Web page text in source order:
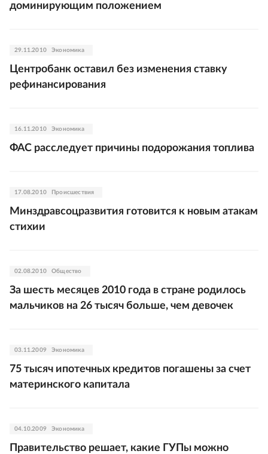
доминирующим положением
29.11.2010 Экономика
Центробанк оставил без изменения ставку
рефинансирования
16.11.2010 Экономика
ФАС расследует причины подорожания топлива
17.08.2010 Происшествия
Минздравсоцразвития готовится к новым атакам
стихии
02.08.2010 Общество
За шесть месяцев 2010 года в стране родилось
мальчиков на 26 тысяч больше, чем девочек
03.11.2009 Экономика
75 тысяч ипотечных кредитов погашены за счет
материнского капитала
04.10.2009 Экономика
Правительство решает, какие ГУПы можно